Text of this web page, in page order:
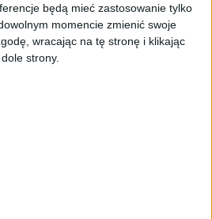
będą mieć zastosowanie tylko
momencie zmienić swoje
wracając na tę stronę i klikając
strony.